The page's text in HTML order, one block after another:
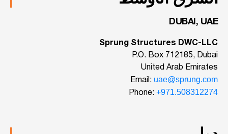
DUBAI, UAE
Sprung Structures DWC-LLC
P.O. Box 712185, Dubai
United Arab Emirates
Email: uae@sprung.com
Phone: +971.508312274